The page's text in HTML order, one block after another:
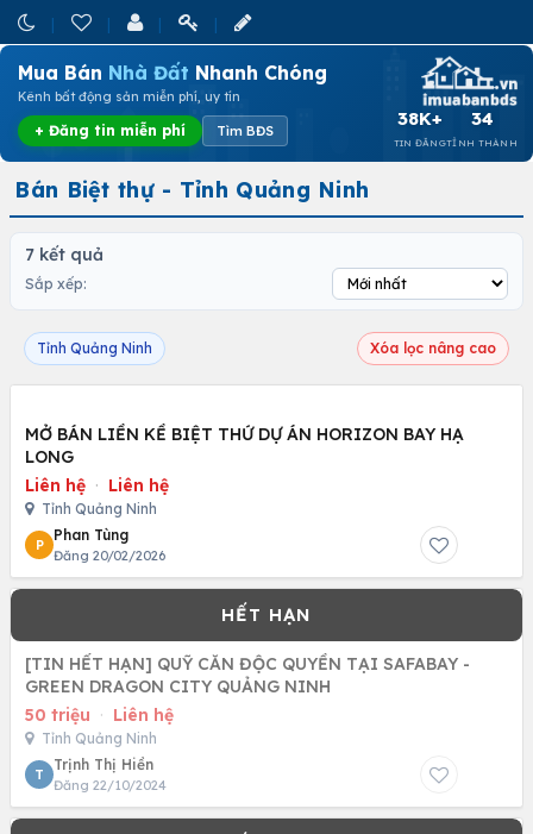
Mua Bán Nhà Đất Nhanh Chóng
Kênh bất động sản miễn phí, uy tín
+ Đăng tin miễn phí Tìm BĐS
38K+
TIN ĐĂNG
34
TỈNH THÀNH
Bán Biệt thự - Tỉnh Quảng Ninh
7 kết quả
Sắp xếp:
Tỉnh Quảng Ninh Xóa lọc nâng cao
MỞ BÁN LIỀN KỀ BIỆT THỨ DỰ ÁN HORIZON BAY HẠ
LONG
Liên hệ · Liên hệ
Tỉnh Quảng Ninh
P
Phan Tùng
Đăng 20/02/2026
[TIN HẾT HẠN] QUỸ CĂN ĐỘC QUYỀN TẠI SAFABAY -
GREEN DRAGON CITY QUẢNG NINH
50 triệu · Liên hệ
Tỉnh Quảng Ninh
T
Trịnh Thị Hiền
Đăng 22/10/2024